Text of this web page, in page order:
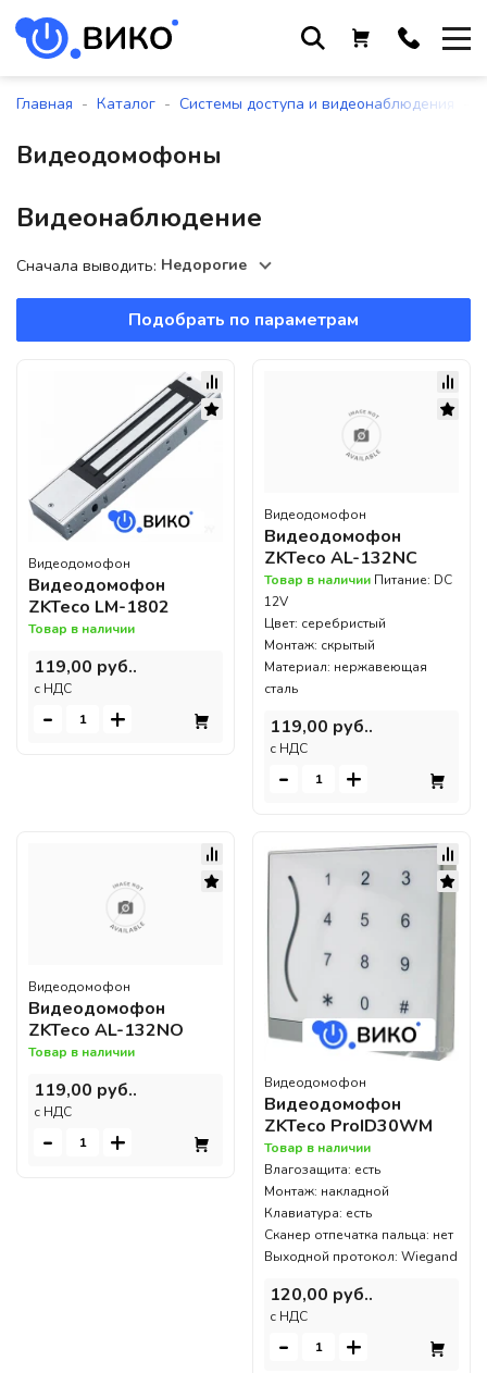
с понедельника по пятницу
sales@viko-t.by
Контакты
220118, г. Минск, ул. Крупской, д.
17, пом. 38, оф. №1
Главная - Каталог - Системы доступа и видеонаблюдения
Видеодомофоны
Видеонаблюдение
Сначала выводить: Недорогие
Подобрать по параметрам
Видеодомофон
Видеодомофон
ZKTeco LM-1802
Товар в наличии
119,00 руб..
c НДС
- +
Видеодомофон
Видеодомофон
ZKTeco AL-132NC
Товар в наличии Питание: DC
12V
Цвет: серебристый
Монтаж: скрытый
Материал: нержавеющая
сталь
119,00 руб..
c НДС
- +
Видеодомофон
Видеодомофон
ZKTeco AL-132NO
Товар в наличии
119,00 руб..
c НДС
- +
Видеодомофон
Видеодомофон
ZKTeco ProID30WM
Товар в наличии
Влагозащита: есть
Монтаж: накладной
Клавиатура: есть
Сканер отпечатка пальца: нет
Выходной протокол: Wiegand
120,00 руб..
c НДС
- +